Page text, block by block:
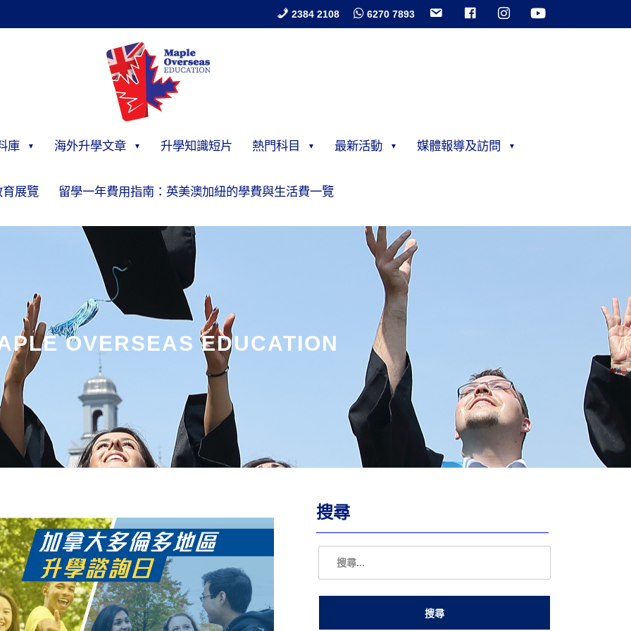
2384 2108 6270 7893
庫 海外升學文章 升學知識短片 熱門科目 最新活動 媒體報導及訪問
展覽 留學一年費用指南：英美澳加紐的學費與生活費一覽
OVERSEAS EDUCATION
搜尋